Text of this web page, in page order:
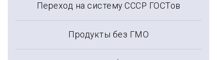
Переход на систему СССР ГОСТов
Продукты без ГМО